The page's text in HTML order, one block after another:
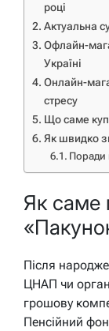
році
Актуальна
Офлайн-
Україні
Онлайн-
стресу
Що саме
Як швидко
Поради
Як саме
Після
ЦНАП чи
грошову
Пенсійний